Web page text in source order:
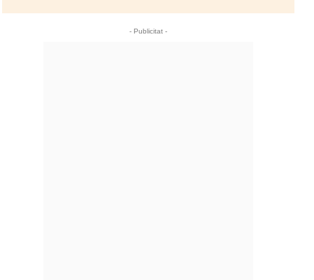
- Publicitat -